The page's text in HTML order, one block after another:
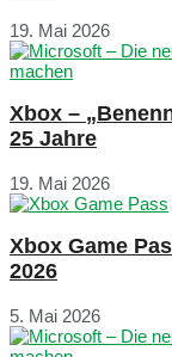
19. Mai 2026
Xbox –
25 Jahre
19. Mai 2026
Xbox Game
2026
5. Mai 2026